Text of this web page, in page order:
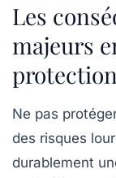
Les
majeurs
protection
Ne pas
des risques
durablement